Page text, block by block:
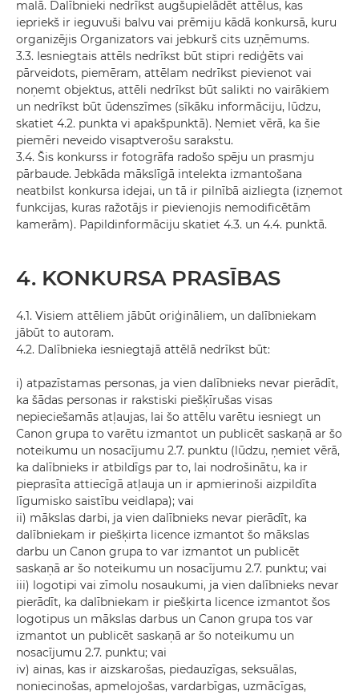
malā. Dalībnieki nedrīkst augšupielādēt attēlus, kas
iepriekš ir ieguvuši balvu vai prēmiju kādā konkursā, kuru
organizējis Organizators vai jebkurš cits uzņēmums.
3.3. Iesniegtais attēls nedrīkst būt stipri rediģēts vai
pārveidots, piemēram, attēlam nedrīkst pievienot vai
noņemt objektus, attēli nedrīkst būt salikti no vairākiem
un nedrīkst būt ūdenszīmes (sīkāku informāciju, lūdzu,
skatiet 4.2. punkta vi apakšpunktā). Ņemiet vērā, ka šie
piemēri neveido visaptverošu sarakstu.
3.4. Šis konkurss ir fotogrāfa radošo spēju un prasmju
pārbaude. Jebkāda mākslīgā intelekta izmantošana
neatbilst konkursa idejai, un tā ir pilnībā aizliegta (izņemot
funkcijas, kuras ražotājs ir pievienojis nemodificētām
kamerām). Papildinformāciju skatiet 4.3. un 4.4. punktā.
4. KONKURSA PRASĪBAS
4.1. Visiem attēliem jābūt oriģināliem, un dalībniekam
jābūt to autoram.
4.2. Dalībnieka iesniegtajā attēlā nedrīkst būt:
i) atpazīstamas personas, ja vien dalībnieks nevar pierādīt,
ka šādas personas ir rakstiski piešķīrušas visas
nepieciešamās atļaujas, lai šo attēlu varētu iesniegt un
Canon grupa to varētu izmantot un publicēt saskaņā ar šo
noteikumu un nosacījumu 2.7. punktu (lūdzu, ņemiet vērā,
ka dalībnieks ir atbildīgs par to, lai nodrošinātu, ka ir
pieprasīta attiecīgā atļauja un ir apmierinoši aizpildīta
līgumisko saistību veidlapa); vai
ii) mākslas darbi, ja vien dalībnieks nevar pierādīt, ka
dalībniekam ir piešķirta licence izmantot šo mākslas
darbu un Canon grupa to var izmantot un publicēt
saskaņā ar šo noteikumu un nosacījumu 2.7. punktu; vai
iii) logotipi vai zīmolu nosaukumi, ja vien dalībnieks nevar
pierādīt, ka dalībniekam ir piešķirta licence izmantot šos
logotipus un mākslas darbus un Canon grupa tos var
izmantot un publicēt saskaņā ar šo noteikumu un
nosacījumu 2.7. punktu; vai
iv) ainas, kas ir aizskarošas, piedauzīgas, seksuālas,
noniecinošas, apmelojošas, vardarbīgas, uzmācīgas,